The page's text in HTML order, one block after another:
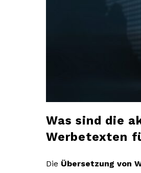
Was sind die
Werbetexten
Die Übersetzung von